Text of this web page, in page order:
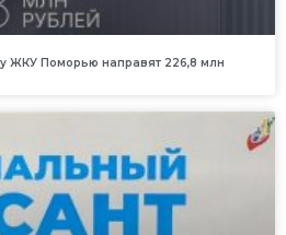
ЖКУ Поморью направят 226,8 млн